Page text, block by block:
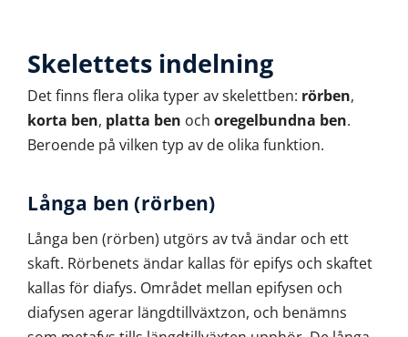
Skelettets indelning
Det finns flera olika typer av skelettben: rörben,
korta ben, platta ben ochoregelbundna ben.
Beroende på vilken typ av de olika funktion.
Långa ben (rörben)
Långa ben (rörben) utgörs av två ändar och ett
skaft. Rörbenets ändar kallas för epifys och skaftet
kallas för diafys. Området mellan epifysen och
diafysen agerar längdtillväxtzon, och benämns